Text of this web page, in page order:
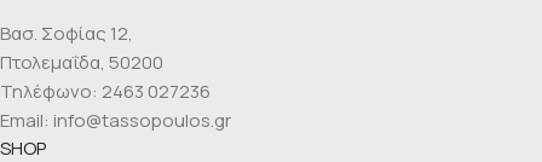
Βασ. Σοφίας 12,
Πτολεμαΐδα, 50200
Τηλέφωνο: 2463 027236
Email: info@tassopoulos.gr
SHOP